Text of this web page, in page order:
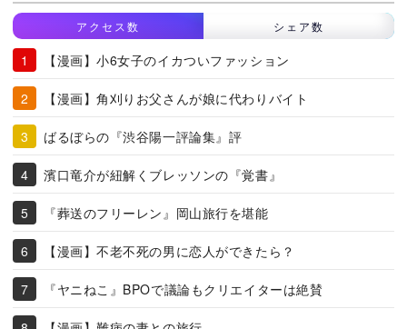
アクセス数 シェア数
【漫画】小6女子のイカついファッション
【漫画】角刈りお父さんが娘に代わりバイト
ばるぼらの『渋谷陽一評論集』評
濱口竜介が紐解くブレッソンの『覚書』
『葬送のフリーレン』岡山旅行を堪能
【漫画】不老不死の男に恋人ができたら？
『ヤニねこ』BPOで議論もクリエイターは絶賛